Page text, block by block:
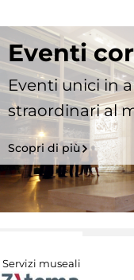
Eventi
Eventi unici in
straordinari al
Scopri di più
Servizi museali